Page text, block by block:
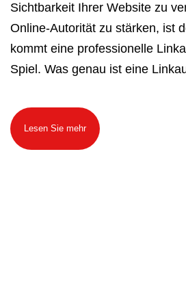
Sichtbarkeit Ihrer Website zu
Online-Autorität zu stärken, ist
kommt eine professionelle
Spiel. Was genau ist eine
Lesen Sie mehr